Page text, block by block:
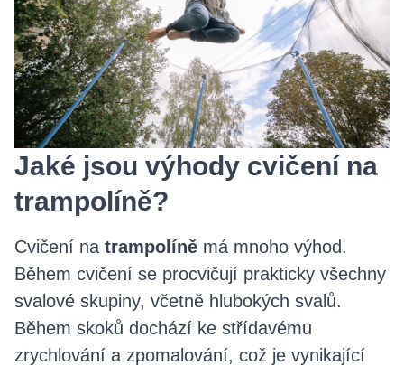
Jaké jsou výhody cvičení na
trampolíně?
Cvičení na trampolíně má mnoho výhod.
Během cvičení se procvičují prakticky všechny
svalové skupiny, včetně hlubokých svalů.
Během skoků dochází ke střídavému
zrychlování a zpomalování, což je vynikající